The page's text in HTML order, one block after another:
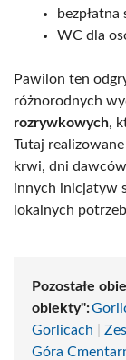
bezpłatna
WC dla
Pawilon ten
różnorodnych
rozrywkowych,
Tutaj
krwi, dni
innych inicjatyw
lokalnych
Pozostałe
obiekty":
Gorlicach
Góra